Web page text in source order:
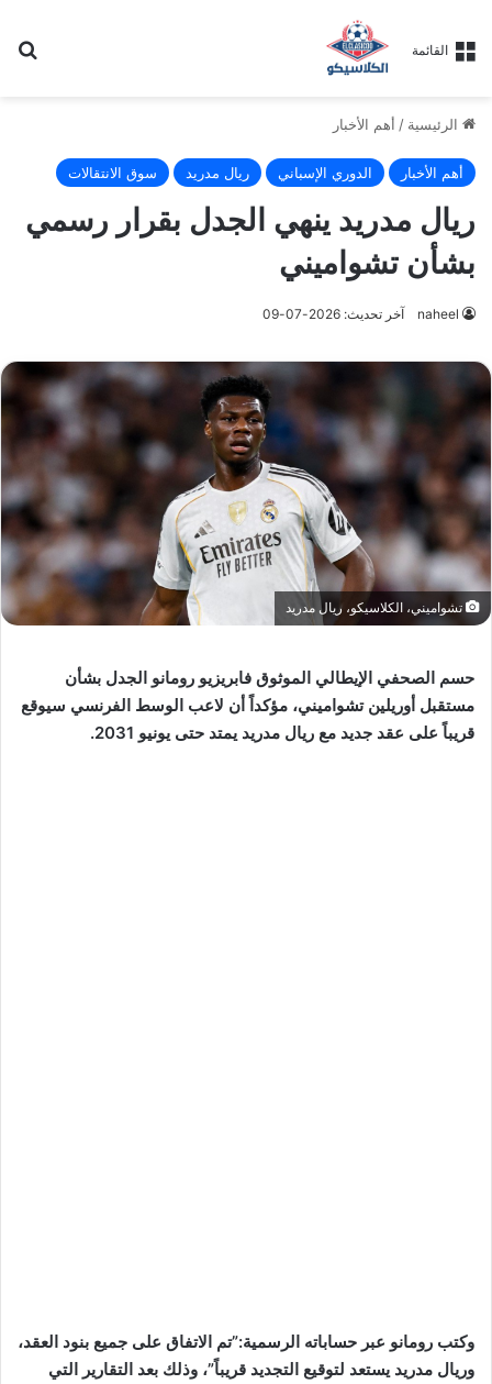
القائمة
الرئيسية / أهم الأخبار
أهم الأخبار الدوري الإسباني ريال مدريد سوق الانتقالات
ريال مدريد ينهي الجدل بقرار رسمي
بشأن تشواميني
naheel آخر تحديث: 2026-07-09
تشواميني، الكلاسيكو، ريال مدريد
حسم الصحفي الإيطالي الموثوق فابريزيو رومانو الجدل بشأن
مستقبل أوريلين تشواميني، مؤكداً أن لاعب الوسط الفرنسي سيوقع
قريباً على عقد جديد مع ريال مدريد يمتد حتى يونيو 2031.
وكتب رومانو عبر حساباته الرسمية:”تم الاتفاق على جميع بنود العقد،
وريال مدريد يستعد لتوقيع التجديد قريباً”، وذلك بعد التقارير التي